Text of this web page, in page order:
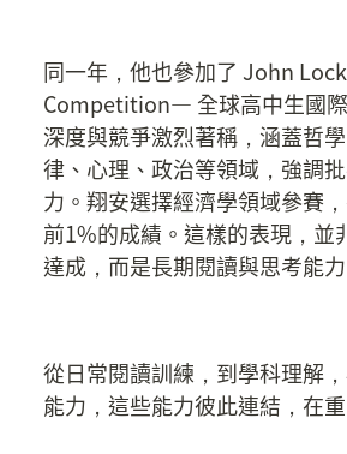
同一年，他也參加了 John
Competition— 全球高中生國
深度與競爭激烈著稱，涵蓋哲
律、心理、政治等領域，強調
力。翔安選擇經濟學領域參賽
前1%的成績。這樣的表現，並
達成，而是長期閱讀與思考能
從日常閱讀訓練，到學科理解
能力，這些能力彼此連結，在